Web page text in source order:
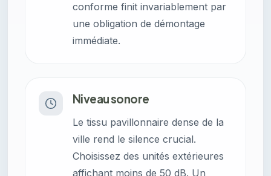
conforme finit invariablement par
une obligation de démontage
immédiate.
Niveau sonore
Le tissu pavillonnaire dense de la
ville rend le silence crucial.
Choisissez des unités extérieures
affichant moins de 50 dB. Un